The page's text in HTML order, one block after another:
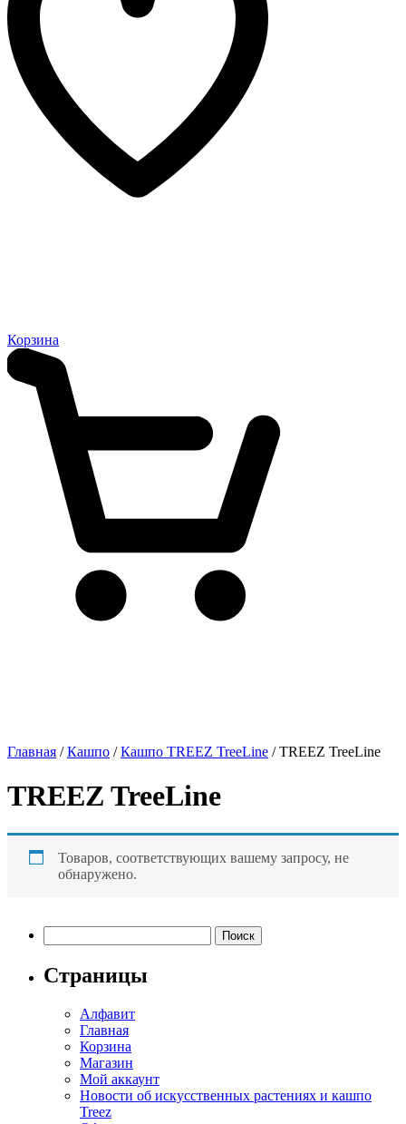
Корзина
Главная /Кашпо /Кашпо TREEZ TreeLine / TREEZ TreeLine
TREEZ TreeLine
Товаров, соответствующих вашему запросу, не
обнаружено.
Страницы
Алфавит
Главная
Корзина
Магазин
Мой аккаунт
Новости об искусственных растениях и кашпо
Treez